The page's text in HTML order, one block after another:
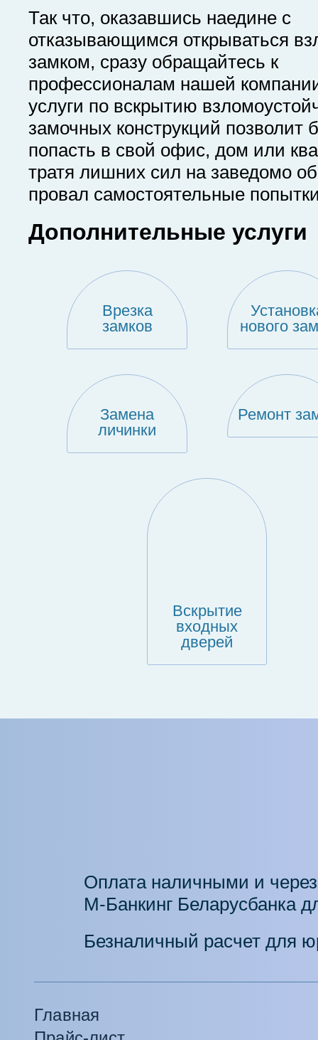
Так что, оказавшись наедине с
отказывающимся открываться
замком, сразу обращайтесь к
профессионалам нашей
услуги по вскрытию
замочных конструкций позволит
попасть в свой офис, дом или
тратя лишних сил на заведомо
провал самостоятельные
Дополнительные услуги
Врезка
замков
нового
Замена
личинки
Ремонт
Вскрытие
входных
дверей
Оплата наличными и через
М-Банкинг Беларусбанка
Безналичный расчет для
Главная